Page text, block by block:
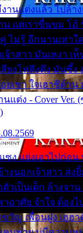
านแต่งแล้ว ไปล้า
น แต่เราขื่นขม โอ้
ไม่รู้ อีกนานเท่าใ
จ้าสาว มันเหงา
ยงโห่ตึงตึง มันซึ้ง
ยเขา ใจเฮาซิด้า
นแต่ง - Cover Ver.
ซง แย่งเอาไปก่อ
งนอกเจ้าสาว ส่ง
วเป็นเด็ก ล้างจา
อาศัย จำใจ ต้องไ
วัญ เพื่อนฝูง เฮฮา